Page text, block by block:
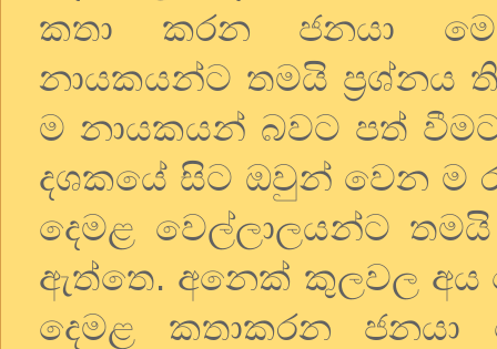
කතා කරන ජනයා
නායකයන්ට තමයි ප්‍රශ්නය
ම නායකයන් බවට පත්
දශකයේ සිට ඔවුන් වෙන ම
දෙමළ වෙල්ලාලයන්ට
ඇත්තෙ. අනෙක් කුලවල අය
දෙමළ කතාකරන